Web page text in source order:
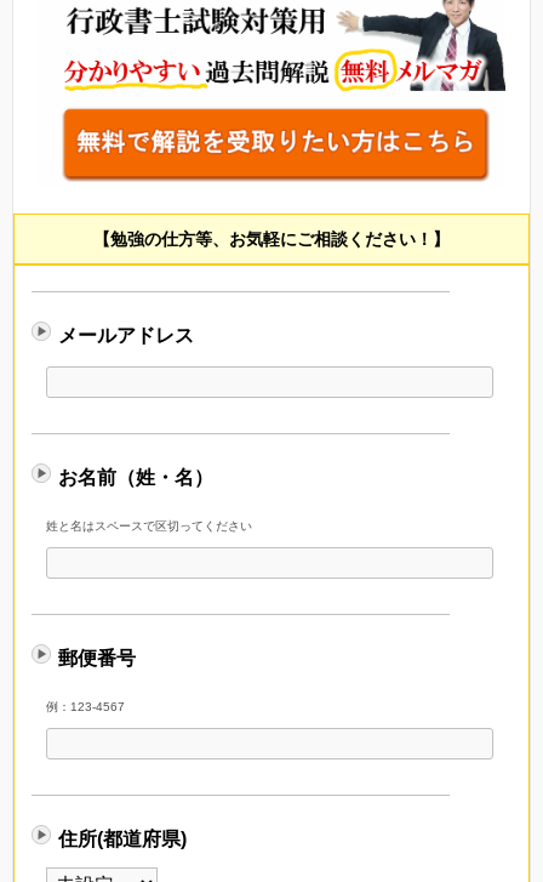
【勉強の仕方等、お気軽にご相談ください！】
メールアドレス
お名前（姓・名）
姓と名はスペースで区切ってください
郵便番号
例：123-4567
住所(都道府県)